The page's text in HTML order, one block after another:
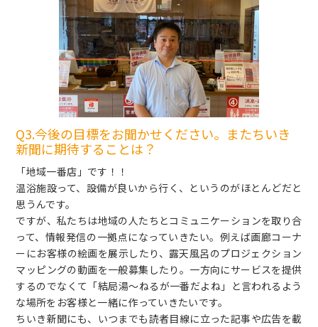
Q3.今後の目標をお聞かせください。またちいき
新聞に期待することは？
「地域一番店」です！！
温浴施設って、設備が良いから行く、というのがほとんどだと
思うんです。
ですが、私たちは地域の人たちとコミュニケーションを取り合
って、情報発信の一拠点になっていきたい。例えば画廊コーナ
ーにお客様の絵画を展示したり、露天風呂のプロジェクション
マッピングの動画を一般募集したり。一方向にサービスを提供
するのでなくて「結局湯～ねるが一番だよね」と言われるよう
な場所をお客様と一緒に作っていきたいです。
ちいき新聞にも、いつまでも読者目線に立った記事や広告を載